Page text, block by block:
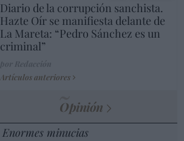
Diario de la corrupción sanchista.
Hazte Oír se manifiesta delante de
La Mareta: “Pedro Sánchez es un
criminal”
Artículos anteriores
Opinión
Enormes minucias